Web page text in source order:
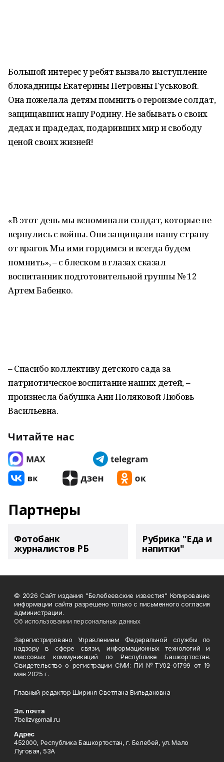
Большой интерес у ребят вызвало выступление
блокадницы Екатерины Петровны Гуськовой.
Она пожелала детям помнить о героизме солдат,
защищавших нашу Родину. Не забывать о своих
дедах и прадедах, подаривших мир и свободу
ценой своих жизней!
«В этот день мы вспоминали солдат, которые не
вернулись с войны. Они защищали нашу страну
от врагов. Мы ими гордимся и всегда будем
помнить», – с блеском в глазах сказал
воспитанник подготовительной группы № 12
Артем Бабенко.
– Спасибо коллективу детского сада за
патриотическое воспитание наших детей, –
произнесла бабушка Ани Поляковой Любовь
Васильевна.
Читайте нас
Партнеры
Фотобанк
журналистов РБ
Рубрика "Еда и
напитки"
© 2026 Сайт издания "Белебеевские известия" Копирование
информации сайта разрешено только с письменного согласия
администрации.
Об использовании персональных данных
Зарегистрировано Управлением Федеральной службы по
надзору в сфере связи, информационных технологий и
массовых коммуникаций по Республике Башкортостан.
Свидетельство о регистрации СМИ: ПИ №ТУ02-01799 от 19
мая 2025 г.
Главный редактор Шириня Светлана Вильдановна
Эл. почта
7belizv@mail.ru
Адрес
452000, Республика Башкортостан, г. Белебей, ул. Мало
Луговая, 53А